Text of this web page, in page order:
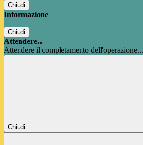
Chiudi
Informazione
Chiudi
Attendere...
Attendere il completamento dell'operazione...
Chiudi